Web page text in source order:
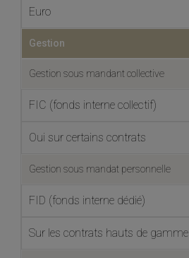
Euro
Gestion
Gestion sous mandant collective
FIC (fonds interne collectif)
Oui sur certains contrats
Gestion sous mandat personnelle
FID (fonds interne dédié)
Sur les contrats hauts de gamme